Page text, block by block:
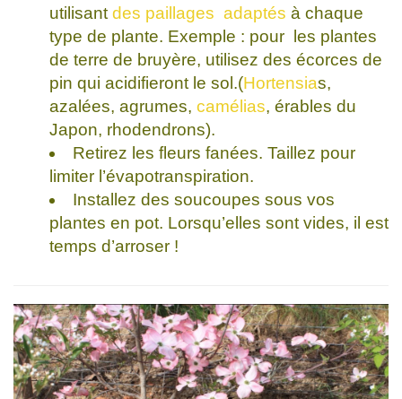
utilisant des paillages adaptés à chaque
type de plante. Exemple : pour les plantes
de terre de bruyère, utilisez des écorces de
pin qui acidifieront le sol.(Hortensias,
azalées, agrumes, camélias, érables du
Japon, rhodendrons).
Retirez les fleurs fanées. Taillez pour
limiter l’évapotranspiration.
Installez des soucoupes sous vos
plantes en pot. Lorsqu’elles sont vides, il est
temps d’arroser !